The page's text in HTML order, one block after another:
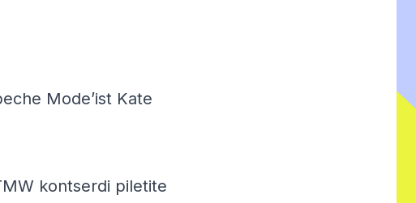
Mode’ist Kate
kontserdi piletite